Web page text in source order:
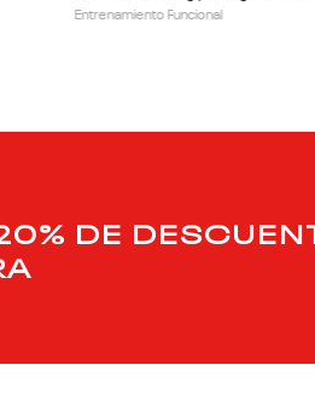
Entrenamiento Funcional
DE